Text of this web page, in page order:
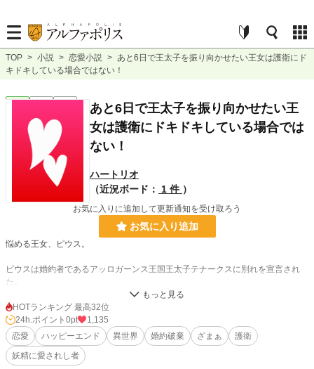
TOP > 小説 > 恋愛小説 > あと6日で王太子を振り向かせたい王女は護衛にド
キドキしている場合ではない！
恋愛 完結 長編
あと6日で王太子を振り向かせたい王
女は護衛にドキドキしている場合では
ない！
ハートリオ
（近況ボード：
1 件 ）
お気に入りに追加して更新通知を受け取ろう
お気に入り追加
悩める王女、ピウス。
ピウスは婚約者であるアッロガーンス王国王太子テナークスに別れを宣言され
た。
その後正式な婚約解消の話がされないまま半年が過ぎ6日後には王立学校を卒業
となる。
卒業後は王宮に入り王太子妃教育が始まる予定だが…
HOTランキング 最高32位
24h.ポイント 0pt
1,135
恋愛
ハッピーエンド 異世界 婚約破棄 ざまぁ
護衛
妖精に愛されし者